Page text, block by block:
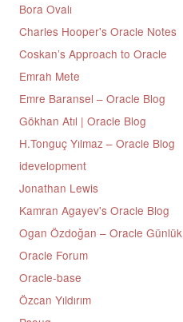
Bora Ovalı
Charles Hooper's Oracle Notes
Coskan’s Approach to Oracle
Emrah Mete
Emre Baransel – Oracle Blog
Gökhan Atıl | Oracle Blog
H.Tonguç Yılmaz – Oracle Blog
idevelopment
Jonathan Lewis
Kamran Agayev's Oracle Blog
Ogan Özdoğan – Oracle Günlük
Oracle Forum
Oracle-base
Özcan Yıldırım